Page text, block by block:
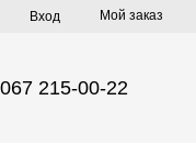
Вход Мой заказ
067 215-00-22